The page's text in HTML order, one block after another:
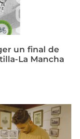
un final de
La Mancha